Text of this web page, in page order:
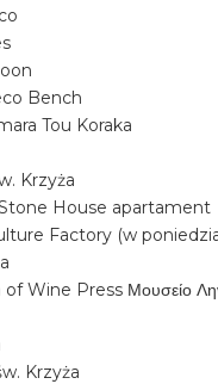
Bench
Tou Koraka
Krzyża
House apartament
Factory (w
Wine Press Μουσείο
Krzyża